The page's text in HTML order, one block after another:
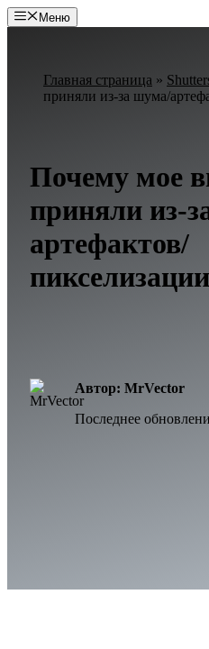
Перейти
к
Меню
Главная страница »
приняли из-за шума/
Почему мое
приняли из-
артефактов/
Автор: MrVector
Последнее